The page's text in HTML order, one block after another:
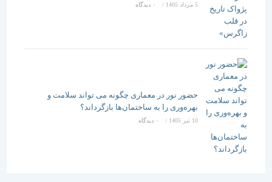
5 مرداد 1405 / ۰ دیدگاه
حضور نور در معماری چگونه می تواند سلامت و
بهره‌وری را به ساختمان‌ها بازگرداند؟
/ ۰ دیدگاه